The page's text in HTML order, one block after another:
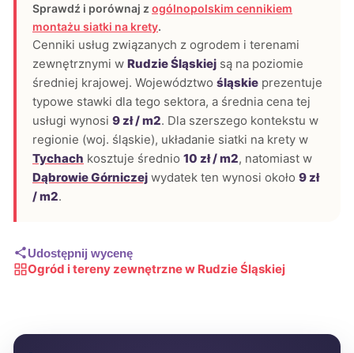
Sprawdź i porównaj z ogólnopolskim cennikiem
montażu siatki na krety.
Cenniki usług związanych z ogrodem i terenami
zewnętrznymi w Rudzie Śląskiej są na poziomie
średniej krajowej. Województwo śląskie prezentuje
typowe stawki dla tego sektora, a średnia cena tej
usługi wynosi 9 zł / m2. Dla szerszego kontekstu w
regionie (woj. śląskie), układanie siatki na krety w
Tychach kosztuje średnio 10 zł / m2, natomiast w
Dąbrowie Górniczej wydatek ten wynosi około 9 zł
/ m2.
Udostępnij wycenę
Ogród i tereny zewnętrzne w Rudzie Śląskiej